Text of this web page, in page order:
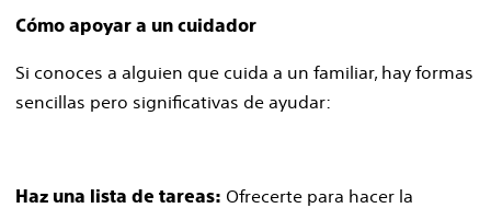
Cómo apoyar a un cuidador
Si conoces a alguien que cuida a un familiar, hay formas
sencillas pero significativas de ayudar:
Haz una lista de tareas: Ofrecerte para hacer la